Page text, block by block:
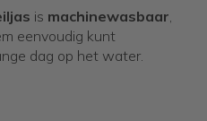
is machinewasbaar
eenvoudig kunt
dag op het water.